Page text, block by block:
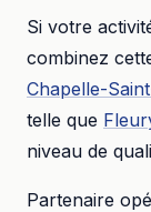
Si votre
combinez
Chapelle-
telle que
niveau de
Partenaire